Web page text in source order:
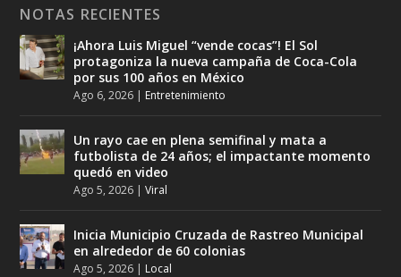
NOTAS RECIENTES
¡Ahora Luis Miguel “vende cocas”! El Sol
protagoniza la nueva campaña de Coca-Cola
por sus 100 años en México
Ago 6, 2026 | Entretenimiento
Un rayo cae en plena semifinal y mata a
futbolista de 24 años; el impactante momento
quedó en video
Ago 5, 2026 |Viral
Inicia Municipio Cruzada de Rastreo Municipal
en alrededor de 60 colonias
Ago 5, 2026 | Local